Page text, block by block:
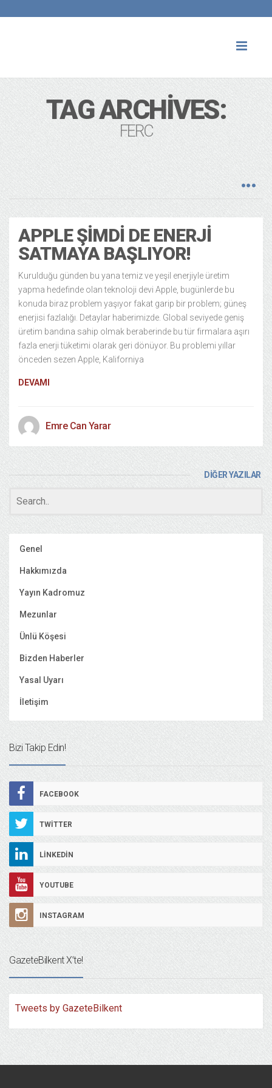
TAG ARCHIVES:
FERC
APPLE ŞIMDI DE ENERJI
SATMAYA BAŞLIYOR!
Kurulduğu günden bu yana temiz ve yeşil enerjiyle üretim
yapma hedefinde olan teknoloji devi Apple, bugünlerde bu
konuda biraz problem yaşıyor fakat garip bir problem; güneş
enerjisi fazlalığı. Detaylar haberimizde. Global seviyede geniş
üretim bandına sahip olmak beraberinde bu tür firmalara aşırı
fazla enerji tüketimi olarak geri dönüyor. Bu problemi yıllar
önceden sezen Apple, Kaliforniya
DEVAMI
Emre Can Yarar
DİĞER YAZILAR
Genel
Hakkımızda
Yayın Kadromuz
Mezunlar
Ünlü Köşesi
Bizden Haberler
Yasal Uyarı
İletişim
Bizi Takip Edin!
FACEBOOK
TWITTER
LINKEDIN
YOUTUBE
INSTAGRAM
GazeteBilkent X’te!
Tweets by GazeteBilkent